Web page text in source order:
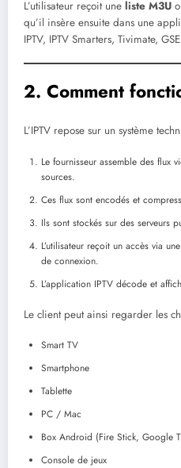
L’utilisateur reçoit une liste M3U
qu’il insère ensuite dans une
IPTV, IPTV Smarters, Tivimate,
2. Comment
L’IPTV repose sur un système
Le fournisseur assemble des flux
sources.
Ces flux sont encodés et
Ils sont stockés sur des serveurs
L’utilisateur reçoit un accès via
de connexion.
L’application IPTV décode et
Le client peut ainsi regarder les
Smart TV
Smartphone
Tablette
PC / Mac
Box Android (Fire Stick, Google
Console de jeux